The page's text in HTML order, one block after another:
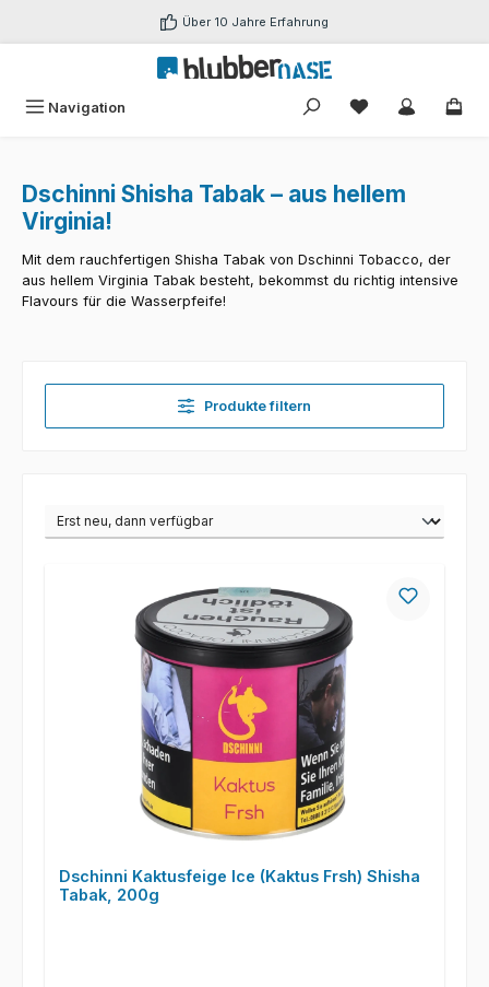
Zum Hauptinhalt springen Über 10 Jahre Erfahrung
Navigation Du hast 0
Dschinni Shisha Tabak – aus hellem
Virginia!
Mit dem rauchfertigen Shisha Tabak von Dschinni Tobacco, der
aus hellem Virginia Tabak besteht, bekommst du richtig intensive
Flavours für die Wasserpfeife!
Produkte filtern
Dschinni Kaktusfeige Ice (Kaktus Frsh) Shisha
Tabak, 200g